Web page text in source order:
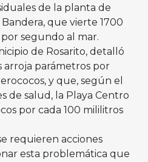
de la planta de
que vierte 1700
segundo al mar.
de Rosarito, detalló
arroja parámetros por
y que, según el
de salud, la Playa Centro
por cada 100 mililitros
requieren acciones
esta problemática que